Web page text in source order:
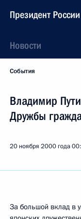
Президент России
Новости
События
Владимир
Дружбы
20 ноября 2000 года
За большой вклад в